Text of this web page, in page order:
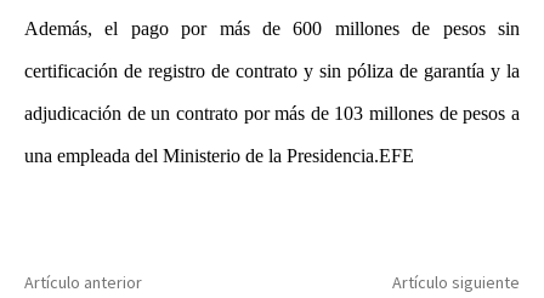
Además, el pago por más de 600 millones de pesos sin
certificación de registro de contrato y sin póliza de garantía y la
adjudicación de un contrato por más de 103 millones de pesos a
una empleada del Ministerio de la Presidencia.EFE
Artículo anterior Artículo siguiente